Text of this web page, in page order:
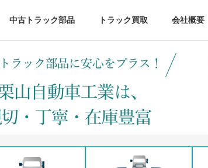
中古トラック部品 トラック買取 会社概要